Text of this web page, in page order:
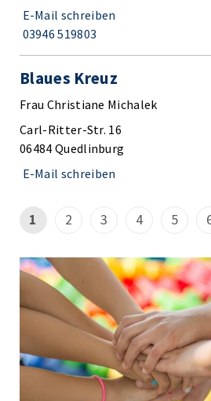
E-Mail schreiben
03946 519803
Blaues Kreuz
Frau Christiane Michalek
Carl-Ritter-Str. 16
06484 Quedlinburg
E-Mail schreiben
1 2 3 4 5